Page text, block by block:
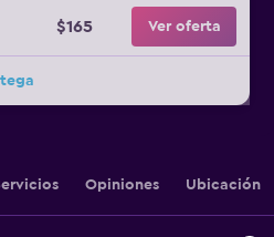
$165 Ver oferta
Opiniones Ubicación